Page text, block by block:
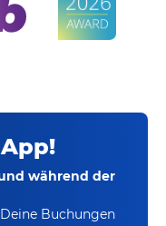
während der
Buchungen